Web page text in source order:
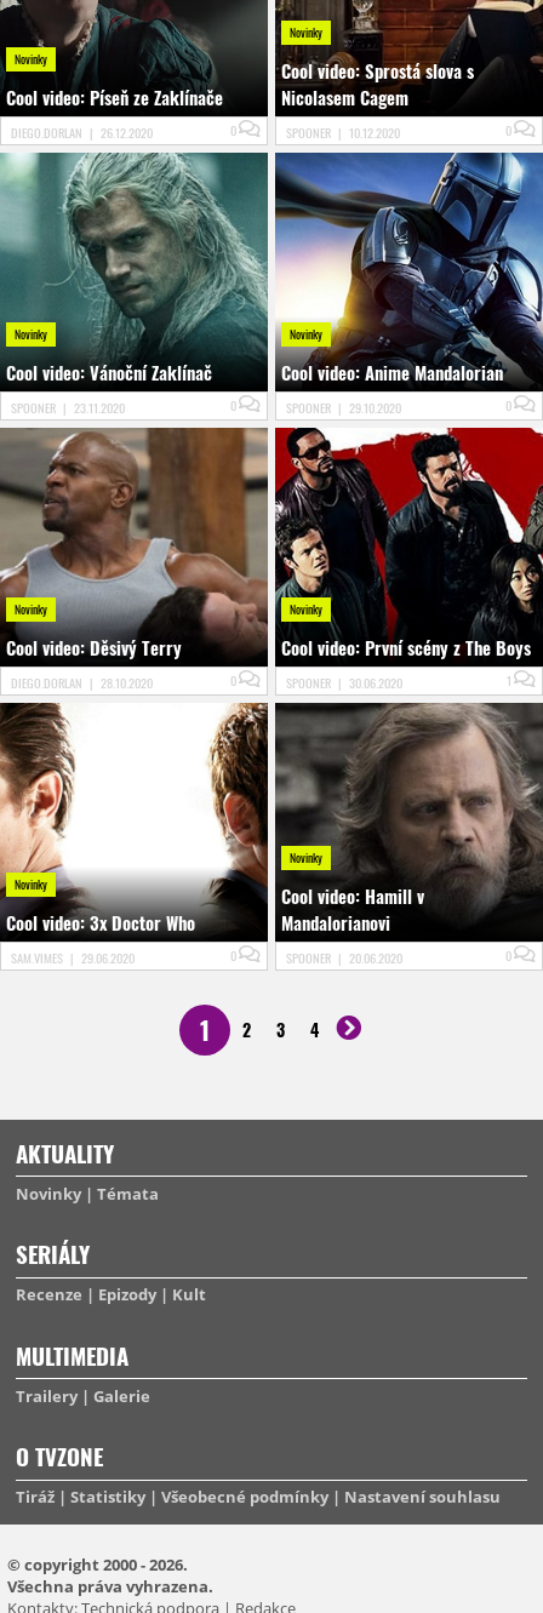
Novinky
Cool video: Píseň ze Zaklínače
DIEGO.DORLAN | 26.12.2020 0
Novinky
Cool video: Sprostá slova s
Nicolasem Cagem
SPOONER | 10.12.2020 0
Novinky
Cool video: Vánoční Zaklínač
SPOONER | 23.11.2020 0
Novinky
Cool video: Anime Mandalorian
SPOONER | 29.10.2020 0
Novinky
Cool video: Děsivý Terry
DIEGO.DORLAN | 28.10.2020 0
Novinky
Cool video: První scény z The Boys
SPOONER | 30.06.2020 1
Novinky
Cool video: 3x Doctor Who
SAM.VIMES | 29.06.2020 0
Novinky
Cool video: Hamill v
Mandalorianovi
SPOONER | 20.06.2020 0
1 2 3 4
AKTUALITY
Novinky Témata
SERIÁLY
Recenze Epizody Kult
MULTIMEDIA
Trailery Galerie
O TVZONE
Tiráž Statistiky Všeobecné podmínky Nastavení souhlasu
© copyright 2000 - 2026.
Všechna práva vyhrazena.
Kontakty:Technická podpora | Redakce